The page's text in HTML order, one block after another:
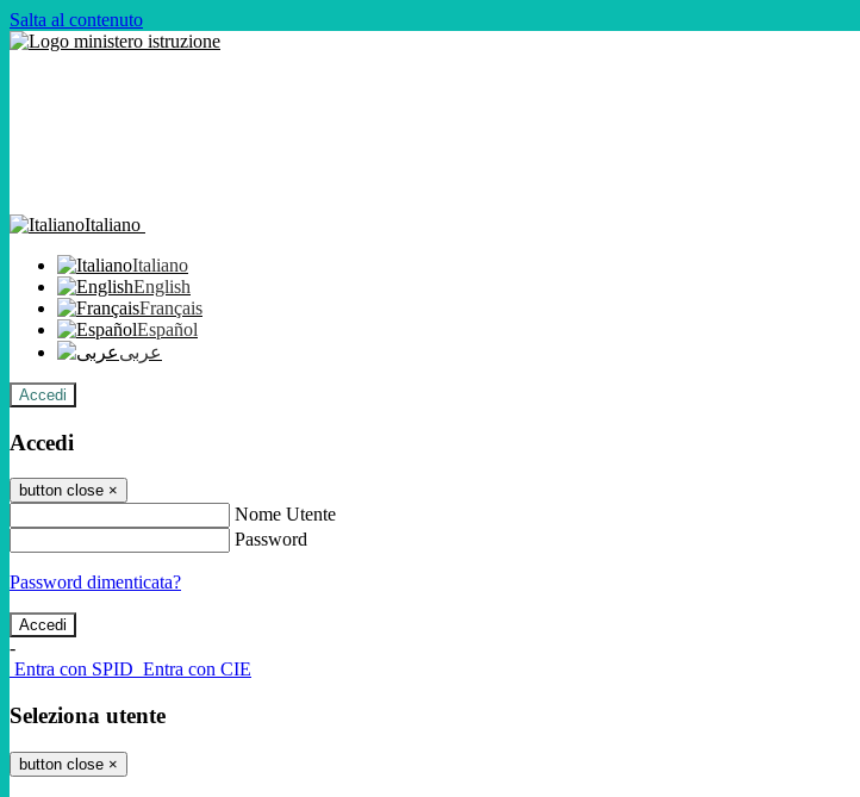
Salta al contenuto
Italiano
Italiano
English
Français
Español
عربى
Accedi
Accedi
button close ×
Nome Utente
Password
Password dimenticata?
-
Entra con SPID Entra con CIE
Seleziona utente
button close ×